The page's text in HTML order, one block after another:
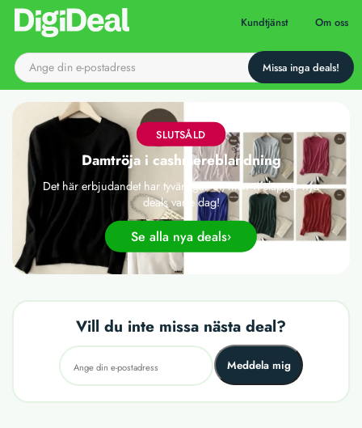
Till startsidan Kundtjänst Om oss
SLUTSÅLD
Damtröja i cashmereblandning
Det här erbjudandet har tyvärr gått ut, men vi släpper nya
deals varje dag!
Se alla nya deals
Vill du inte missa nästa deal?
Meddela mig